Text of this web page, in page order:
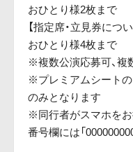
おひとり様2枚まで
【指定席・立見券につい
おひとり様4枚まで
※複数公演応募可、複
※プレミアムシート
のみとなります
※同行者がスマホを
番号欄には「